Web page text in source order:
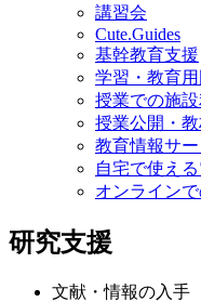
講習会
Cute.Guides
基幹教育支援
学習・教育
授業での施設
授業公開・
教育情報サー
自宅で使え
オンライン
研究支援
文献・情報の入手